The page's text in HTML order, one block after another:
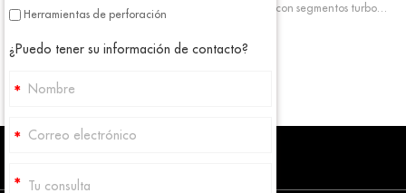
soldada con láser; en este estado
segmentada tenga alta resistencia y
con láser, con segmentos turbo
las palas y proporcionar una mejor
Herramientas de perforación
¿Puedo tener su información de contacto?